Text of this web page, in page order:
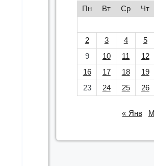
Пн
Вт Ср Чт
2
3 4 5
9
10 11 12
16
17 18 19
23
24 25 26
« Янв